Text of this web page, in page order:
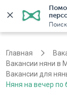
Главная
Вакансии няни в
Вакансии для
Няня на вечер по